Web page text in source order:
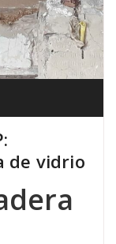
de vidrio